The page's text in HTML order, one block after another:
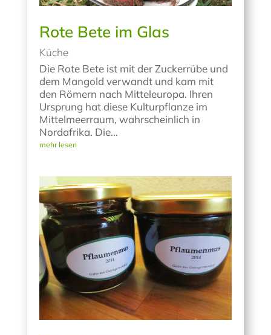
Rote Bete im Glas
Küche
Die Rote Bete ist mit der Zuckerrübe und
dem Mangold verwandt und kam mit
den Römern nach Mitteleuropa. Ihren
Ursprung hat diese Kulturpflanze im
Mittelmeerraum, wahrscheinlich in
Nordafrika. Die...
mehr lesen